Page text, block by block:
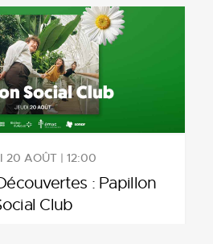
20 AOÛT | 12:00
: Papillon
Club